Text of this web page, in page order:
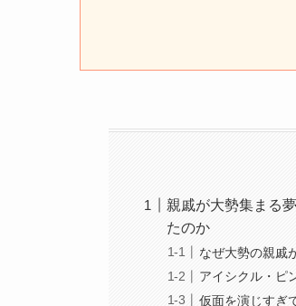
親戚が大勢集まる
たのか
なぜ大勢の親戚
アイシクル・ピ
仮面を演じすぎ